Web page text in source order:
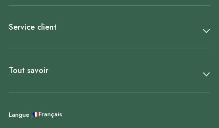
Service client
Tout savoir
Langue : Français